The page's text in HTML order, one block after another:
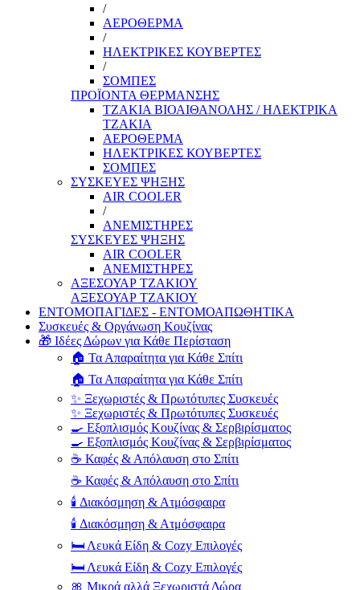
/
ΑΕΡΟΘΕΡΜΑ
/
ΗΛΕΚΤΡΙΚΕΣ ΚΟΥΒΕΡΤΕΣ
/
ΣΟΜΠΕΣ
ΠΡΟΪΟΝΤΑ ΘΕΡΜΑΝΣΗΣ
ΤΖΑΚΙΑ ΒΙΟΑΙΘΑΝΟΛΗΣ / ΗΛΕΚΤΡΙΚΑ
ΤΖΑΚΙΑ
ΑΕΡΟΘΕΡΜΑ
ΗΛΕΚΤΡΙΚΕΣ ΚΟΥΒΕΡΤΕΣ
ΣΟΜΠΕΣ
ΣΥΣΚΕΥΕΣ ΨΗΞΗΣ
AIR COOLER
/
ΑΝΕΜΙΣΤΗΡΕΣ
ΣΥΣΚΕΥΕΣ ΨΗΞΗΣ
AIR COOLER
ΑΝΕΜΙΣΤΗΡΕΣ
ΑΞΕΣΟΥΑΡ ΤΖΑΚΙΟΥ
ΑΞΕΣΟΥΑΡ ΤΖΑΚΙΟΥ
ΕΝΤΟΜΟΠΑΓΙΔΕΣ - ΕΝΤΟΜΟΑΠΩΘΗΤΙΚΑ
Συσκευές & Οργάνωση Κουζίνας
🎁 Ιδέες Δώρων για Κάθε Περίσταση
🏠 Τα Απαραίτητα για Κάθε Σπίτι
🏠 Τα Απαραίτητα για Κάθε Σπίτι
✨ Ξεχωριστές & Πρωτότυπες Συσκευές
✨ Ξεχωριστές & Πρωτότυπες Συσκευές
🍳 Εξοπλισμός Κουζίνας & Σερβιρίσματος
🍳 Εξοπλισμός Κουζίνας & Σερβιρίσματος
☕ Καφές & Απόλαυση στο Σπίτι
☕ Καφές & Απόλαυση στο Σπίτι
🕯️ Διακόσμηση & Ατμόσφαιρα
🕯️ Διακόσμηση & Ατμόσφαιρα
🛏️ Λευκά Είδη & Cozy Επιλογές
🛏️ Λευκά Είδη & Cozy Επιλογές
🎀 Μικρά αλλά Ξεχωριστά Δώρα